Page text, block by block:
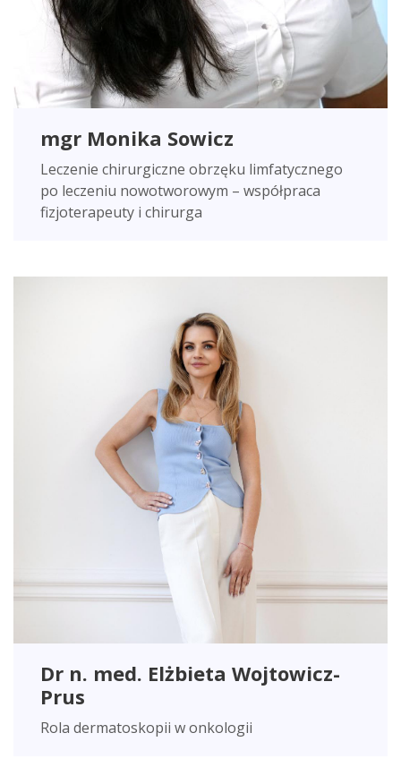
mgr Monika Sowicz
Leczenie chirurgiczne obrzęku limfatycznego
po leczeniu nowotworowym – współpraca
fizjoterapeuty i chirurga
Dr n. med. Elżbieta Wojtowicz-
Prus
Rola dermatoskopii w onkologii